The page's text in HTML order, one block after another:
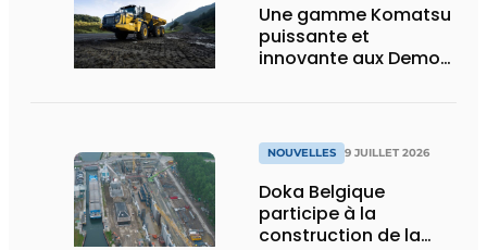
Une gamme Komatsu
puissante et
innovante aux Demo
NOUVELLES 9 JUILLET 2026
Doka Belgique
participe à la
construction de la